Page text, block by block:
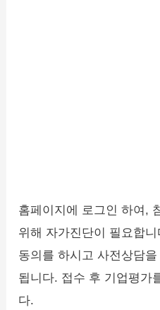
홈페이지에 로그인 하여,
위해 자가진단이 필요합
동의를 하시고 사전상담
됩니다. 접수 후 기업평가
다.